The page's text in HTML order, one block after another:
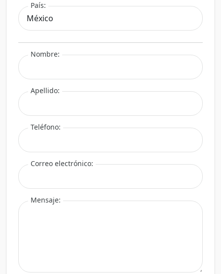
País:
Nombre:
Apellido:
Teléfono:
Correo electrónico:
Mensaje: